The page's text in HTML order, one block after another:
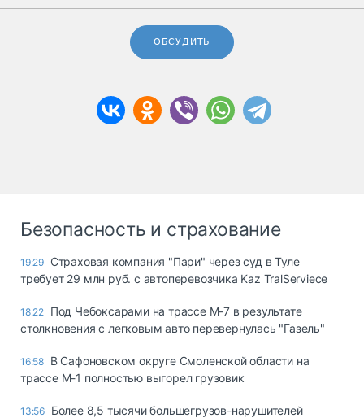
ОБСУДИТЬ
Безопасность и страхование
19:29 Страховая компания "Пари" через суд в Туле
требует 29 млн руб. с автоперевозчика Kaz TralServiece
18:22 Под Чебоксарами на трассе М-7 в результате
столкновения с легковым авто перевернулась "Газель"
16:58 В Сафоновском округе Смоленской области на
трассе М-1 полностью выгорел грузовик
13:56 Более 8,5 тысячи большегрузов-нарушителей